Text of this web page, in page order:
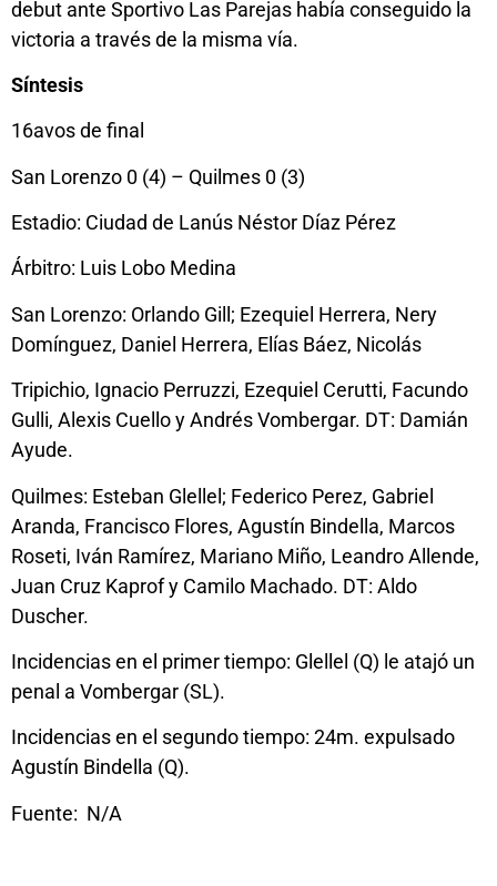
debut ante Sportivo Las Parejas había conseguido la
victoria a través de la misma vía.
Síntesis
16avos de final
San Lorenzo 0 (4) – Quilmes 0 (3)
Estadio: Ciudad de Lanús Néstor Díaz Pérez
Árbitro: Luis Lobo Medina
San Lorenzo: Orlando Gill; Ezequiel Herrera, Nery
Domínguez, Daniel Herrera, Elías Báez, Nicolás
Tripichio, Ignacio Perruzzi, Ezequiel Cerutti, Facundo
Gulli, Alexis Cuello y Andrés Vombergar. DT: Damián
Ayude.
Quilmes: Esteban Glellel; Federico Perez, Gabriel
Aranda, Francisco Flores, Agustín Bindella, Marcos
Roseti, Iván Ramírez, Mariano Miño, Leandro Allende,
Juan Cruz Kaprof y Camilo Machado. DT: Aldo
Duscher.
Incidencias en el primer tiempo: Glellel (Q) le atajó un
penal a Vombergar (SL).
Incidencias en el segundo tiempo: 24m. expulsado
Agustín Bindella (Q).
Fuente: N/A